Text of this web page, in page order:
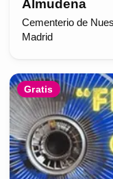
Almudena
Cementerio de
Madrid
Gratis